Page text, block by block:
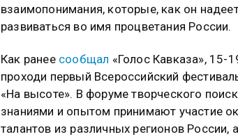
взаимопонимания, которые, как он
развиваться во имя процветания России.
Как ранее сообщал «Голос Кавказа», 15-
проходи первый Всероссийский
«На высоте». В форуме творческого
знаниями и опытом принимают участие
талантов из различных регионов